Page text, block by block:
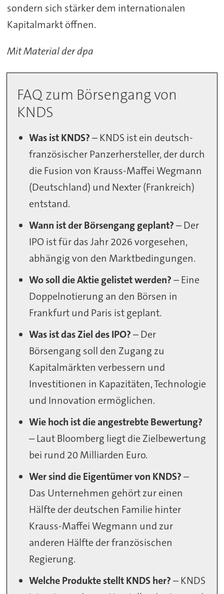
sondern sich stärker dem internationalen
Kapitalmarkt öffnen.
Mit Material der dpa
FAQ zum Börsengang von
KNDS
Was ist KNDS?– KNDS ist ein deutsch-
französischer Panzerhersteller, der durch
die Fusion von Krauss-Maffei Wegmann
(Deutschland) und Nexter (Frankreich)
entstand.
Wann ist der Börsengang geplant?– Der
IPO ist für das Jahr 2026 vorgesehen,
abhängig von den Marktbedingungen.
Wo soll die Aktie gelistet werden?– Eine
Doppelnotierung an den Börsen in
Frankfurt und Paris ist geplant.
Was ist das Ziel des IPO?– Der
Börsengang soll den Zugang zu
Kapitalmärkten verbessern und
Investitionen in Kapazitäten, Technologie
und Innovation ermöglichen.
Wie hoch ist die angestrebte Bewertung?
– Laut Bloomberg liegt die Zielbewertung
bei rund 20 Milliarden Euro.
Wer sind die Eigentümer von KNDS?–
Das Unternehmen gehört zur einen
Hälfte der deutschen Familie hinter
Krauss-Maffei Wegmann und zur
anderen Hälfte der französischen
Regierung.
Welche Produkte stellt KNDS her?– KNDS